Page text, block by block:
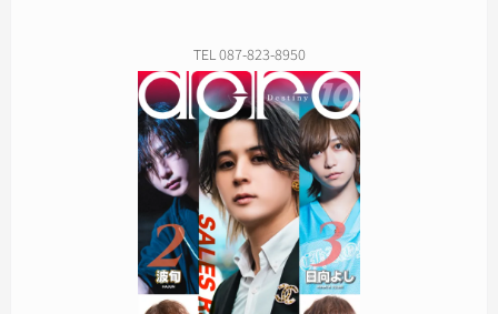
TEL 087-823-8950